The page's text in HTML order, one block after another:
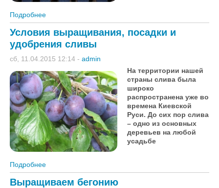
Подробнее
Условия выращивания, посадки и
удобрения сливы
сб, 11.04.2015 12:14 - admin
На территории нашей
страны слива была
широко
распространена уже во
времена Киевской
Руси. До сих пор слива
– одно из основных
деревьев на любой
усадьбе
Подробнее
сливы
Выращиваем бегонию